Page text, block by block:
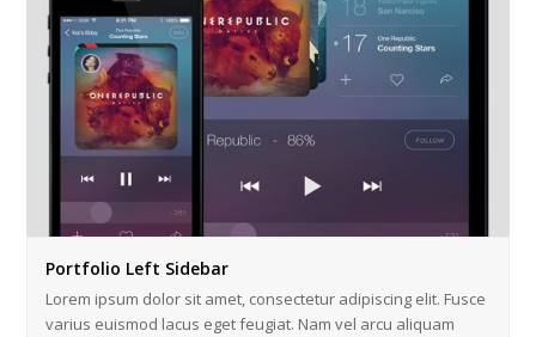
Portfolio Left Sidebar
Lorem ipsum dolor sit amet, consectetur adipiscing elit. Fusce
varius euismod lacus eget feugiat. Nam vel arcu aliquam